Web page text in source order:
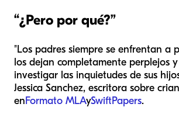
“¿Pero por qué?”
"Los padres siempre se enfrentan a
los dejan completamente perplejos
investigar las inquietudes de sus
Jessica Sanchez, escritora sobre
enFormato MLAySwiftPapers.